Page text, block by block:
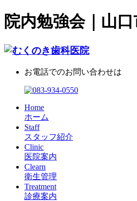
院内勉強会｜山
お電話でのお問い合わせは
Home
ホーム
Staff
スタッフ紹介
Clinic
医院案内
Clearn
衛生管理
Treatment
診療案内